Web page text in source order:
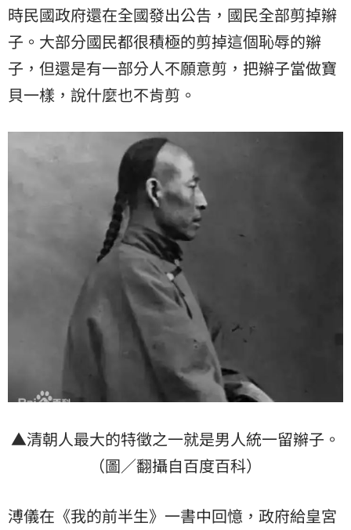
時民國政府還在全國發出公告，國民全部剪掉辮
子。大部分國民都很積極的剪掉這個恥辱的辮
子，但還是有一部分人不願意剪，把辮子當做寶
貝一樣，說什麼也不肯剪。
▲清朝人最大的特徵之一就是男人統一留辮子。
（圖／翻攝自百度百科）
溥儀在《我的前半生》一書中回憶，政府給皇宮